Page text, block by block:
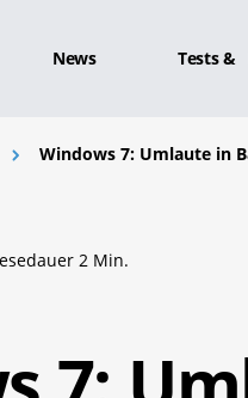
News Tests &
Windows 7: Umlaute in
2 Min.